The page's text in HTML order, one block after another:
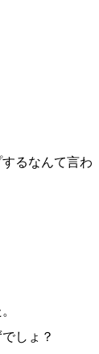
るなんて言わ
しょ？